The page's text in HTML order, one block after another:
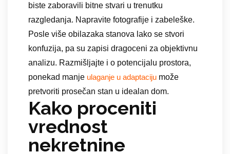
biste zaboravili bitne stvari u trenutku
razgledanja. Napravite fotografije i zabeleške.
Posle više obilazaka stanova lako se stvori
konfuzija, pa su zapisi dragoceni za objektivnu
analizu. Razmišljajte i o potencijalu prostora,
ponekad manje ulaganje u adaptaciju može
pretvoriti prosečan stan u idealan dom.
Kako proceniti
vrednost
nekretnine